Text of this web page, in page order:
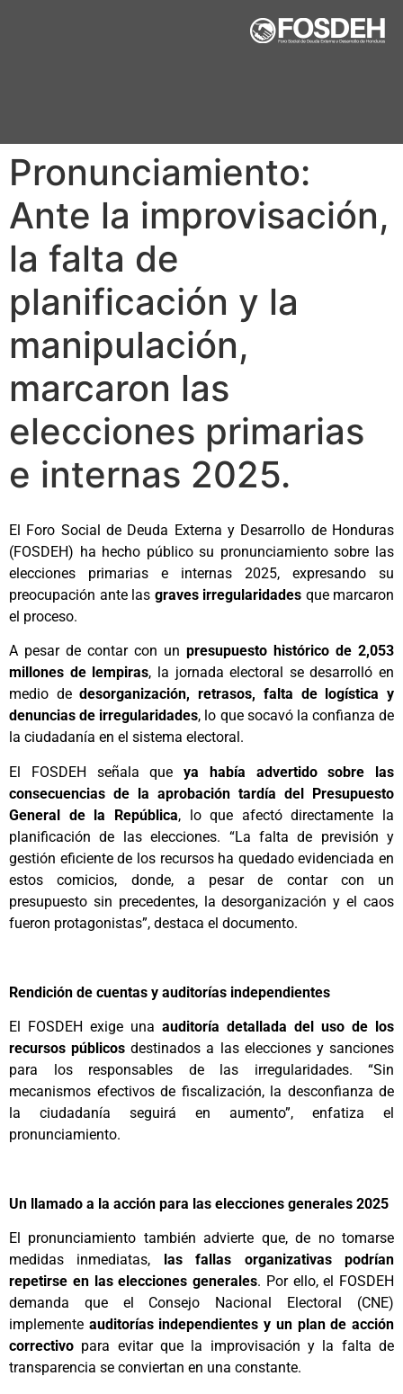
Pronunciamiento:
Ante la improvisación,
la falta de
planificación y la
manipulación,
marcaron las
elecciones primarias
e internas 2025.
El Foro Social de Deuda Externa y Desarrollo de Honduras
(FOSDEH) ha hecho público su pronunciamiento sobre las
elecciones primarias e internas 2025, expresando su
preocupación ante las graves irregularidades que marcaron
el proceso.
A pesar de contar con un presupuesto histórico de 2,053
millones de lempiras, la jornada electoral se desarrolló en
medio dedesorganización, retrasos, falta de logística y
denuncias de irregularidades, lo que socavó la confianza de
la ciudadanía en el sistema electoral.
El FOSDEH señala que ya había advertido sobre las
consecuencias de la aprobación tardía del Presupuesto
General de la República, lo que afectó directamente la
planificación de las elecciones. “La falta de previsión y
gestión eficiente de los recursos ha quedado evidenciada en
estos comicios, donde, a pesar de contar con un
presupuesto sin precedentes, la desorganización y el caos
fueron protagonistas”, destaca el documento.
Rendición de cuentas y auditorías independientes
El FOSDEH exige una auditoría detallada del uso de los
recursos públicos destinados a las elecciones y sanciones
para los responsables de las irregularidades. “Sin
mecanismos efectivos de fiscalización, la desconfianza de
la ciudadanía seguirá en aumento”, enfatiza el
pronunciamiento.
Un llamado a la acción para las elecciones generales 2025
El pronunciamiento también advierte que, de no tomarse
medidas inmediatas, las fallas organizativas podrían
repetirse en las elecciones generales. Por ello, el FOSDEH
demanda que el Consejo Nacional Electoral (CNE)
implemente auditorías independientes y un plan de acción
correctivo para evitar que la improvisación y la falta de
transparencia se conviertan en una constante.